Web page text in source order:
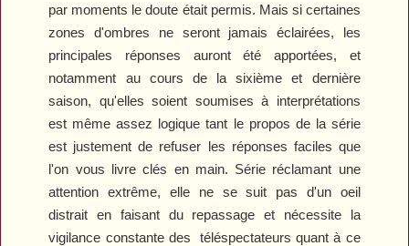
par moments le doute était permis. Mais si certaines
zones d'ombres ne seront jamais éclairées, les
principales réponses auront été apportées, et
notamment au cours de la sixième et dernière
saison, qu'elles soient soumises à interprétations
est même assez logique tant le propos de la série
est justement de refuser les réponses faciles que
l'on vous livre clés en main. Série réclamant une
attention extrême, elle ne se suit pas d'un oeil
distrait en faisant du repassage et nécessite la
vigilance constante des
téléspectateurs quant à ce